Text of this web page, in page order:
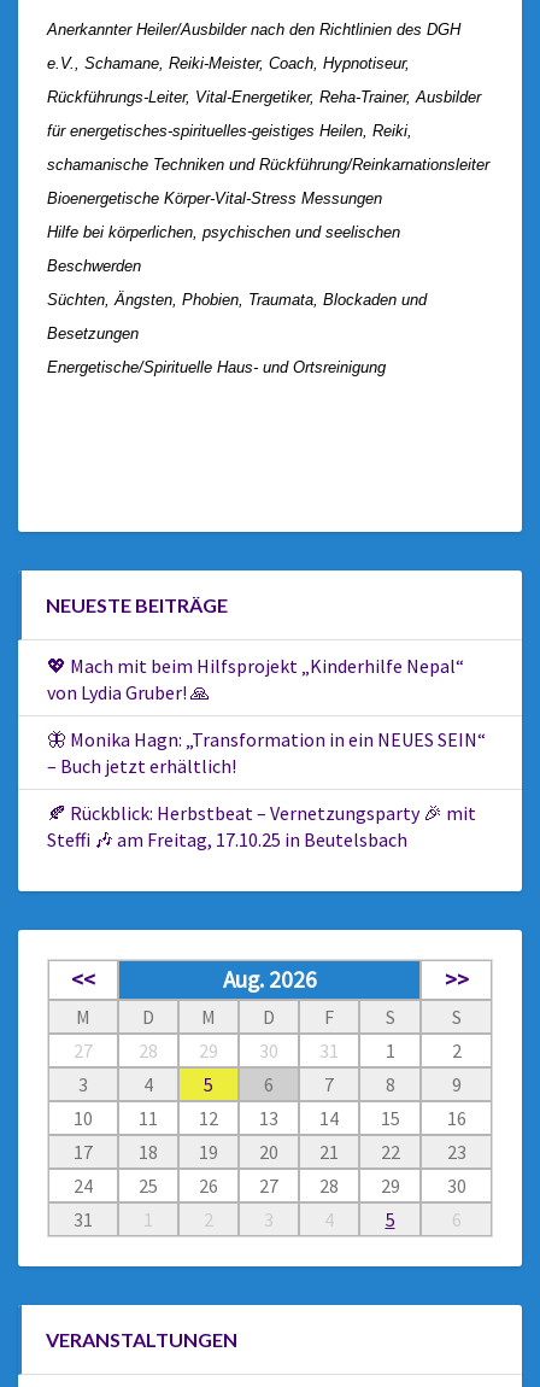
Anerkannter Heiler/Ausbilder nach den Richtlinien des DGH
e.V., Schamane, Reiki-Meister, Coach, Hypnotiseur,
Rückführungs-Leiter, Vital-Energetiker, Reha-Trainer, Ausbilder
für energetisches-spirituelles-geistiges Heilen, Reiki,
schamanische Techniken und Rückführung/Reinkarnationsleiter
Bioenergetische Körper-Vital-Stress Messungen
Hilfe bei körperlichen, psychischen und seelischen
Beschwerden
Süchten, Ängsten, Phobien, Traumata, Blockaden und
Besetzungen
Energetische/Spirituelle Haus- und Ortsreinigung
NEUESTE BEITRÄGE
💖 Mach mit beim Hilfsprojekt „Kinderhilfe Nepal“
von Lydia Gruber! 🙏
🦋 Monika Hagn: „Transformation in ein NEUES SEIN“
– Buch jetzt erhältlich!
🍂 Rückblick: Herbstbeat – Vernetzungsparty 🎉 mit
Steffi 🎶 am Freitag, 17.10.25 in Beutelsbach
<< Aug. 2026 >>
M D M D F S
S
27
28 29 30 31 1
2
3
4 5 6 7 8
9
10
11 12 13 14 15
16
17
18 19 20 21 22
23
24
25 26 27 28 29
30
31
1 2 3 4 5 6
VERANSTALTUNGEN